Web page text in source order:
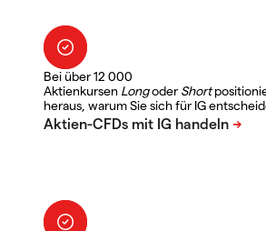
Bei über 12 000
Aktienkursen LongoderShort
heraus, warum Sie sich für IG